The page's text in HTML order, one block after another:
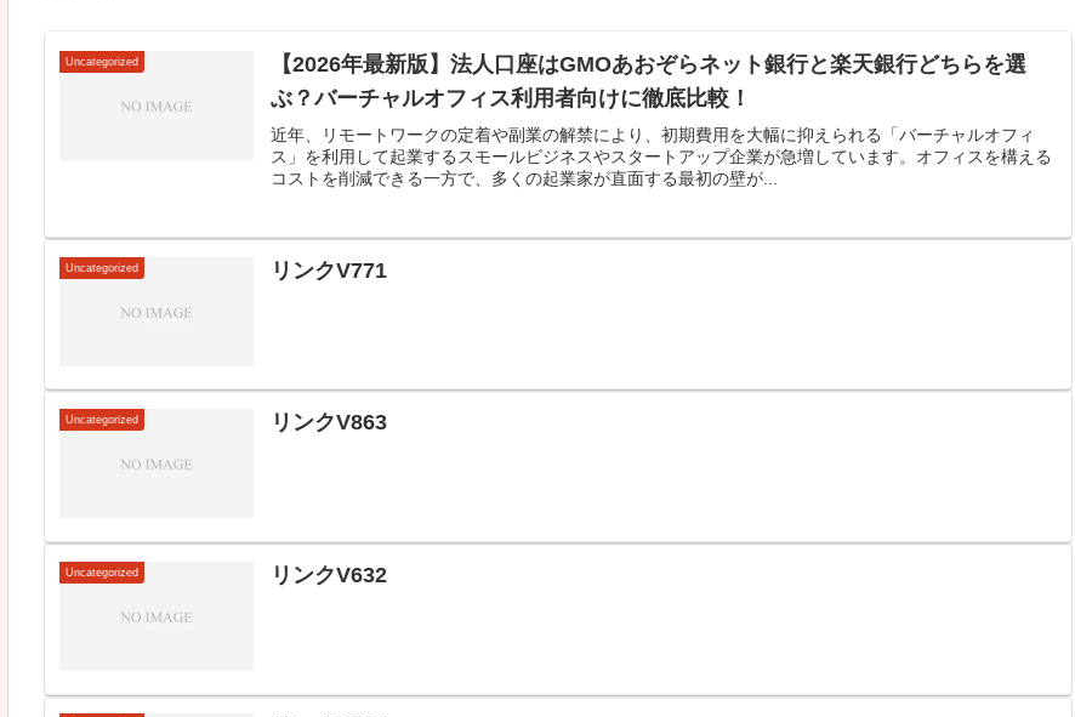
Uncategorized
【2026年最新版】法人口座はGMOあおぞらネット銀行と楽天銀行どちらを選
ぶ？バーチャルオフィス利用者向けに徹底比較！
近年、リモートワークの定着や副業の解禁により、初期費用を大幅に抑えられる「バーチャルオフィ
ス」を利用して起業するスモールビジネスやスタートアップ企業が急増しています。オフィスを構える
コストを削減できる一方で、多くの起業家が直面する最初の壁が...
Uncategorized リンクV771
Uncategorized リンクV863
Uncategorized リンクV632